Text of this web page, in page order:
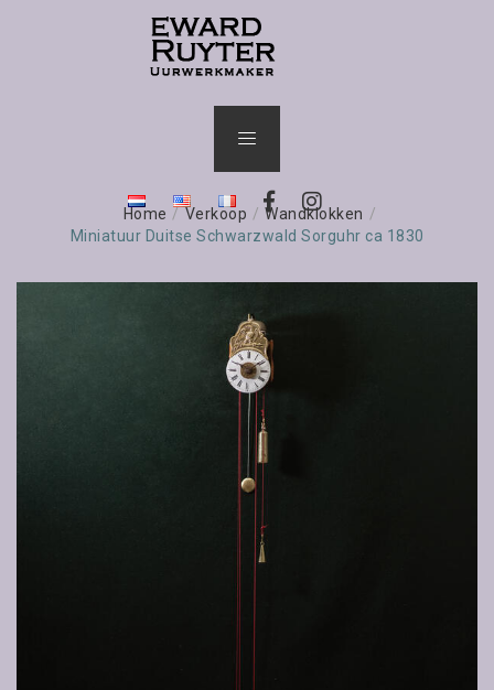
Home / Verkoop / Wandklokken /
Miniatuur Duitse Schwarzwald Sorguhr ca 1830